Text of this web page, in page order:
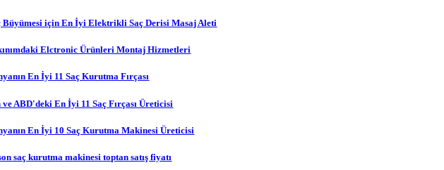
Büyümesi için En İyi Elektrikli Saç Derisi Masaj Aleti
Elctronic Ürünleri Montaj Hizmetleri
En İyi 11 Saç Kurutma Fırçası
ve ABD'deki En İyi 11 Saç Fırçası Üreticisi
En İyi 10 Saç Kurutma Makinesi Üreticisi
saç kurutma makinesi toptan satış fiyatı